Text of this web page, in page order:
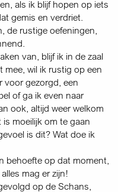
als ik blijf hopen op iets
gemis en verdriet.
de rustige oefeningen,
van, blijf ik in de zaal
mee, wil ik rustig op een
voor gezorgd, een
of ga ik even naar
ook, altijd weer welkom
moeilijk om te gaan
is dit? Wat doe ik
behoefte op dat moment,
mag er zijn!
op de Schans,